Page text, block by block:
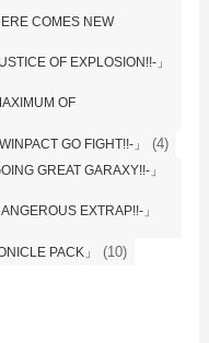
COMES NEW
OF EXPLOSION!!-」
OF
GO FIGHT!!-」 (4)
GREAT GARAXY!!-」
EXTRAP!!-」
PACK」 (10)